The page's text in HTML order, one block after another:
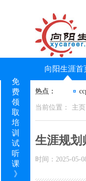
向阳生涯首
热点：
当前位置： 主页
生涯规划
时间：2025-05-
免
费
领
取
培
训
试
听
课
》